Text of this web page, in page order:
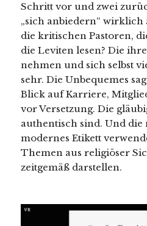
Schritt vor und zwei
„sich anbiedern“ wirklich
die kritischen Pastoren,
die Leviten lesen? Die
nehmen und sich selbst
sehr. Die Unbequemes
Blick auf Karriere,
vor Versetzung. Die
authentisch sind. Und
modernes Etikett
Themen aus religiöser
zeitgemäß darstellen.